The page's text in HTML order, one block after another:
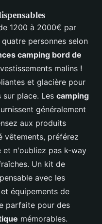
1200 à 2000€ par
personnes selon
camping bord de
malins !
et glacière pour
place. Les camping
généralement
aux produits
vêtements, préférez
et n'oubliez pas k-way
Un kit de
avec les
équipements de
parfaite pour des
mémorables.